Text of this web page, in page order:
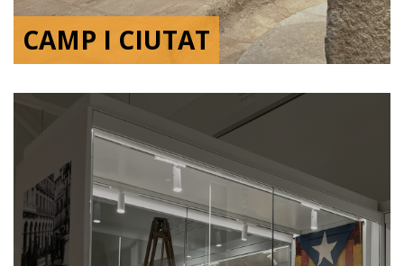
CAMP I CIUTAT